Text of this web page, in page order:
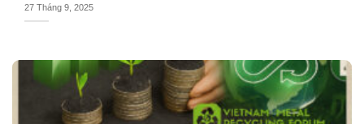
27 Tháng 9, 2025